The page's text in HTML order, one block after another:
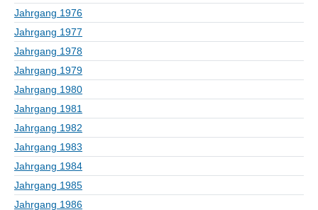
Jahrgang 1976
Jahrgang 1977
Jahrgang 1978
Jahrgang 1979
Jahrgang 1980
Jahrgang 1981
Jahrgang 1982
Jahrgang 1983
Jahrgang 1984
Jahrgang 1985
Jahrgang 1986